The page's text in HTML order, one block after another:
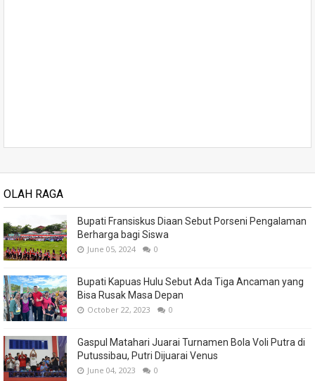
OLAH RAGA
Bupati Fransiskus Diaan Sebut Porseni Pengalaman
Berharga bagi Siswa
June 05, 2024 0
Bupati Kapuas Hulu Sebut Ada Tiga Ancaman yang
Bisa Rusak Masa Depan
October 22, 2023 0
Gaspul Matahari Juarai Turnamen Bola Voli Putra di
Putussibau, Putri Dijuarai Venus
June 04, 2023 0